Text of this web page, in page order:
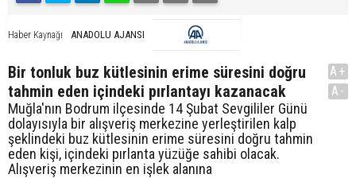
Haber Kaynağı ANADOLU AJANSI
Bir tonluk buz kütlesinin erime süresini doğru
tahmin eden içindeki pırlantayı kazanacak
Muğla'nın Bodrum ilçesinde 14 Şubat Sevgililer Günü
dolayısıyla bir alışveriş merkezine yerleştirilen kalp
şeklindeki buz kütlesinin erime süresini doğru tahmin
eden kişi, içindeki pırlanta yüzüğe sahibi olacak.
Alışveriş merkezinin en işlek alanına
A+
A-